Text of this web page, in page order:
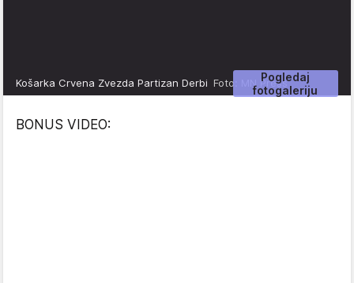
Pogledaj
fotogaleriju
Košarka Crvena Zvezda Partizan Derbi Foto: MN Press
BONUS VIDEO: